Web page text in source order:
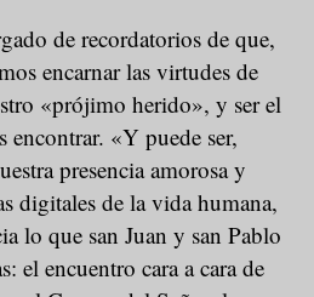
de recordatorios de que,
encarnar las virtudes de
«prójimo herido», y ser el
encontrar. «Y puede ser,
presencia amorosa y
digitales de la vida humana,
lo que san Juan y san Pablo
el encuentro cara a cara de